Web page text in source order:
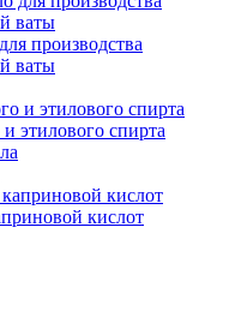
производства
ваты
этилового спирта
кислот